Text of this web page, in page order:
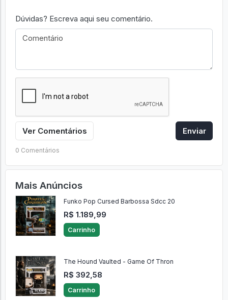
Dúvidas? Escreva aqui seu comentário.
Ver Comentários Enviar
0 Comentários
Mais Anúncios
Funko Pop Cursed Barbossa Sdcc 20
R$ 1.189,99
Carrinho
The Hound Vaulted - Game Of Thron
R$ 392,58
Carrinho